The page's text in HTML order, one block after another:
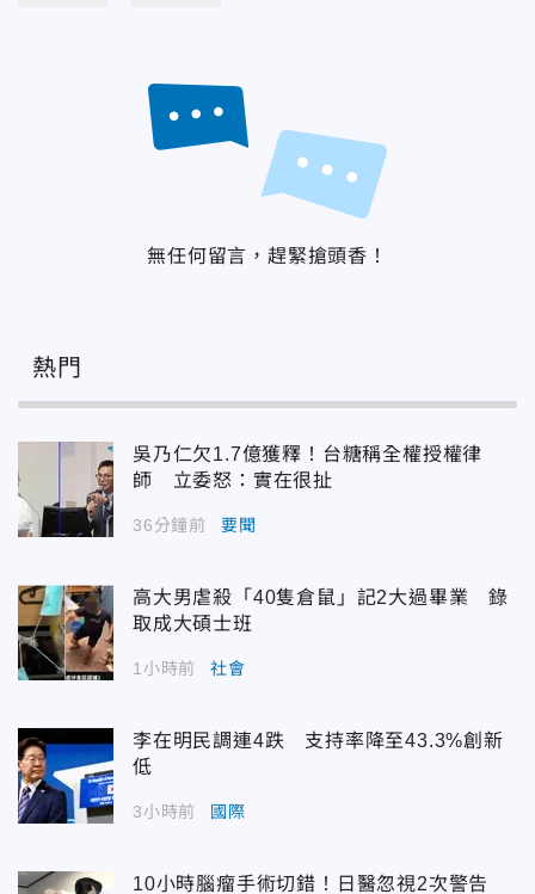
無任何留言，趕緊搶頭香！
熱門
吳乃仁欠1.7億獲釋！台糖稱全權授權律
師 立委怒：實在很扯
36分鐘前 要聞
高大男虐殺「40隻倉鼠」記2大過畢業 錄
取成大碩士班
1小時前 社會
李在明民調連4跌 支持率降至43.3%創新
低
3小時前 國際
10小時腦瘤手術切錯！日醫忽視2次警告